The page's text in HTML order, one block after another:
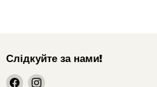
Слідкуйте за нами!
шукайтешукайте